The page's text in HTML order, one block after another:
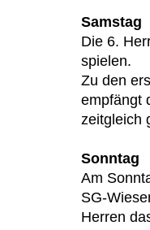
Samstag
Die 6.
spielen.
Zu den
empfängt
zeitgleich
Sonntag
Am
SG-
Herren